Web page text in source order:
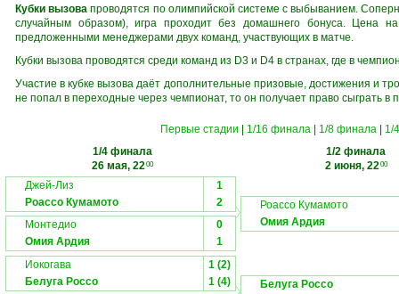
Кубки вызова проводятся по олимпийской системе с выбыванием.
случайным образом), игра проходит без домашнего бонуса. Цена
предложенными менеджерами двух команд, участвующих в матче.
Кубки вызова проводятся среди команд из D3 и D4 в странах, где в
Участие в кубке вызова даёт дополнительные призовые, достижения и
не попал в переходные через чемпионат, то он получает право сыграть
Первые стадии 1/16 финала| 1/8 финала|
1/
1/4 финала
26 мая, 2200
1/2 финала
2 июня, 2200
Джей-Лиз
1
Роассо Кумамото
2
Монтедио
0
Омия Ардия
1
Роассо Кумамото
Омия Ардия
Иокогава
1 (2)
Белуга Россо
1 (4)
Белуга Россо